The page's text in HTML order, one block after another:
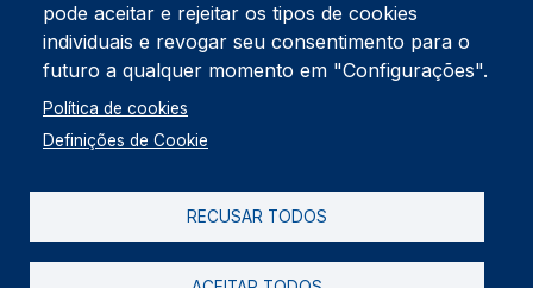
Rua Prior Guerra
Edifício do Centro Cultural da Gafanha da Nazaré
3830-556 Gafanha da Nazaré
Rodapé
Cookies
Política de Privacidade
pode aceitar e rejeitar os tipos de cookies
individuais e revogar seu consentimento para o
futuro a qualquer momento em "Configurações".
Política de cookies
Definições de Cookie
RECUSAR TODOS